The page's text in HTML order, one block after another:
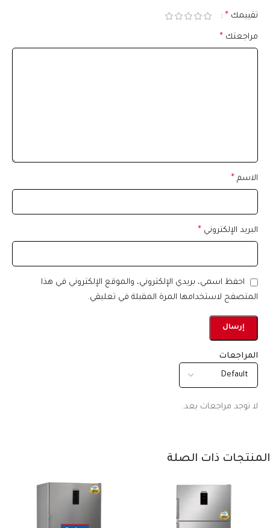
المراجعات
لا توجد مراجعات بعد.
تقييمك *
مراجعتك *
الاسم *
البريد الإلكتروني *
احفظ اسمي، بريدي الإلكتروني، والموقع الإلكتروني في هذا
المتصفح لاستخدامها المرة المقبلة في تعليقي.
المنتجات ذات الصلة